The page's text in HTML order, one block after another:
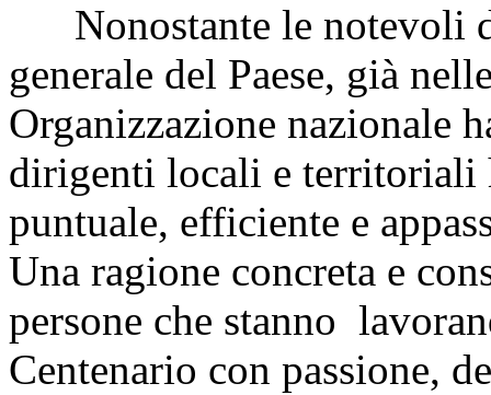
Nonostante le notevoli
generale del Paese, già
Organizzazione nazionale
dirigenti locali e territoriali
puntuale, efficiente e
Una ragione concreta e
persone che stanno
Centenario con passione,